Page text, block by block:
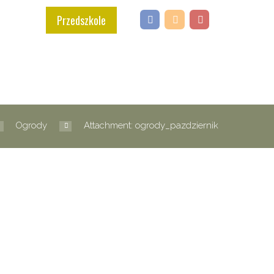
Przedszkole
Ogrody Attachment: ogrody_pazdziernik